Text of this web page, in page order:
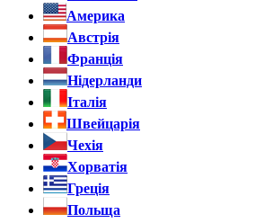
Америка
Австрія
Франція
Нідерланди
Італія
Швейцарія
Чехія
Хорватія
Греція
Польща